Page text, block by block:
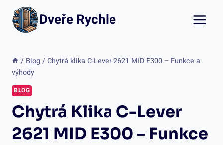
Přeskočit
obsah
Dveře Rychle
/ Blog / Chytrá klika C-Lever 2621 MID E300 – Funkce a
výhody
BLOG
Chytrá Klika C-Lever
2621 MID E300 – Funkce